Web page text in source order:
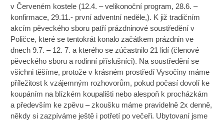
v Červeném kostele (12.4. – velikonoční program, 28.6. –
konfirmace, 29.11.- první adventní neděle,). K již tradičním
akcím pěveckého sboru patří prázdninové soustředění v
Poličce, které se tentokrát konalo začátkem prázdnin ve
dnech 9.7. – 12. 7. a kterého se zúčastnilo 21 lidí (členové
pěveckého sboru a rodinní příslušníci). Na soustředění se
všichni těšíme, protože v krásném prostředí Vysočiny máme
příležitost k vzájemným rozhovorům, pokud počasí dovolí ke
koupáním na blízkém koupališti nebo alespoň k procházkám
a především ke zpěvu – zkoušku máme pravidelně 2x denně,
někdy si zazpíváme ještě i potřetí po večeři. Ubytovaní jsme